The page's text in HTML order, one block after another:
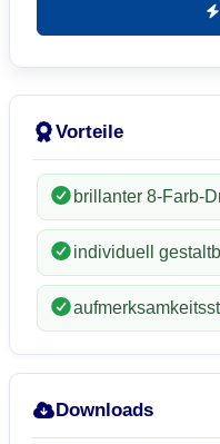
Vorteile
brillanter 8-Farb-
individuell
Downloads